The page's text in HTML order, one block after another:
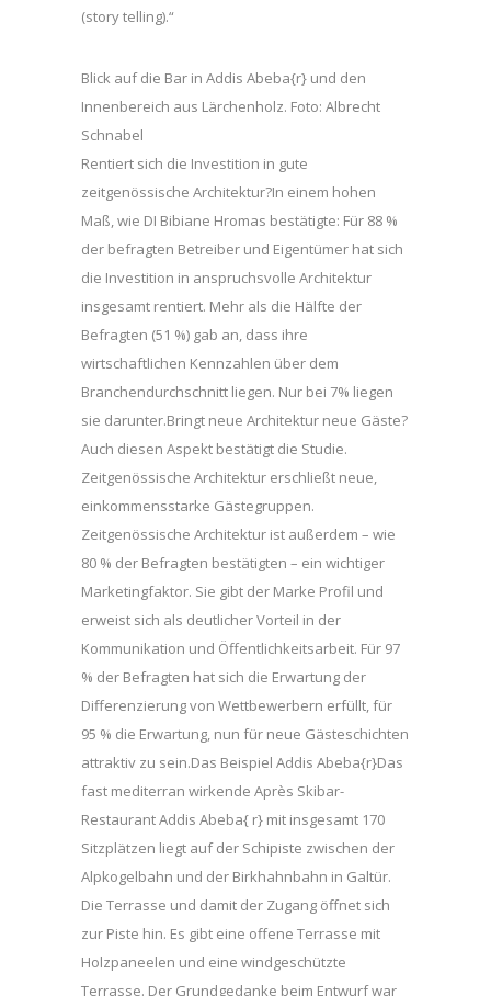
(story telling).“
Blick auf die Bar in Addis Abeba{r} und den
Innenbereich aus Lärchenholz. Foto: Albrecht
Schnabel
Rentiert sich die Investition in gute
zeitgenössische Architektur?In einem hohen
Maß, wie DI Bibiane Hromas bestätigte: Für 88 %
der befragten Betreiber und Eigentümer hat sich
die Investition in anspruchsvolle Architektur
insgesamt rentiert. Mehr als die Hälfte der
Befragten (51 %) gab an, dass ihre
wirtschaftlichen Kennzahlen über dem
Branchendurchschnitt liegen. Nur bei 7% liegen
sie darunter.Bringt neue Architektur neue Gäste?
Auch diesen Aspekt bestätigt die Studie.
Zeitgenössische Architektur erschließt neue,
einkommensstarke Gästegruppen.
Zeitgenössische Architektur ist außerdem – wie
80 % der Befragten bestätigten – ein wichtiger
Marketingfaktor. Sie gibt der Marke Profil und
erweist sich als deutlicher Vorteil in der
Kommunikation und Öffentlichkeitsarbeit. Für 97
% der Befragten hat sich die Erwartung der
Differenzierung von Wettbewerbern erfüllt, für
95 % die Erwartung, nun für neue Gästeschichten
attraktiv zu sein.Das Beispiel Addis Abeba{r}Das
fast mediterran wirkende Après Skibar-
Restaurant Addis Abeba{ r} mit insgesamt 170
Sitzplätzen liegt auf der Schipiste zwischen der
Alpkogelbahn und der Birkhahnbahn in Galtür.
Die Terrasse und damit der Zugang öffnet sich
zur Piste hin. Es gibt eine offene Terrasse mit
Holzpaneelen und eine windgeschützte
Terrasse. Der Grundgedanke beim Entwurf war